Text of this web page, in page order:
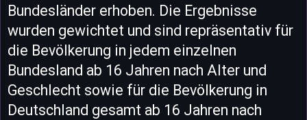
Bundesländer erhoben. Die Ergebnisse
wurden gewichtet und sind repräsentativ für
die Bevölkerung in jedem einzelnen
Bundesland ab 16 Jahren nach Alter und
Geschlecht sowie für die Bevölkerung in
Deutschland gesamt ab 16 Jahren nach